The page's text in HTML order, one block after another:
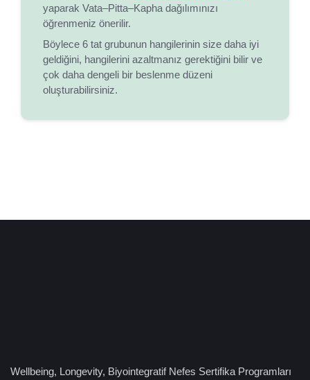
yaparak Vata–Pitta–Kapha dağılımınızı
öğrenmeniz önerilir.
Böylece 6 tat grubunun hangilerinin size daha iyi
geldiğini, hangilerini azaltmanız gerektiğini bilir ve
çok daha dengeli bir beslenme düzeni
oluşturabilirsiniz.
Wellbeing, Longevity, Biyointegratif Nefes Sertifika Programları